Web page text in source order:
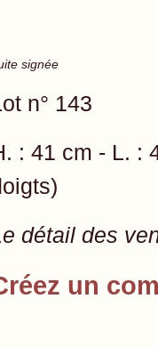
signée
n° 143
: 41 cm - L. :
détail des
un